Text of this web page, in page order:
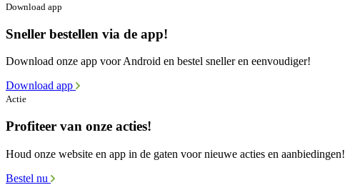
Download app
Sneller bestellen via de app!
Download onze app voor Android en bestel sneller en eenvoudiger!
Download app
Actie
Profiteer van onze acties!
Houd onze website en app in de gaten voor nieuwe acties en aanbiedingen!
Bestel nu